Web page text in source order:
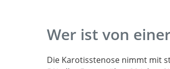
Wer ist von
Die Karotisstenose nimmt mit